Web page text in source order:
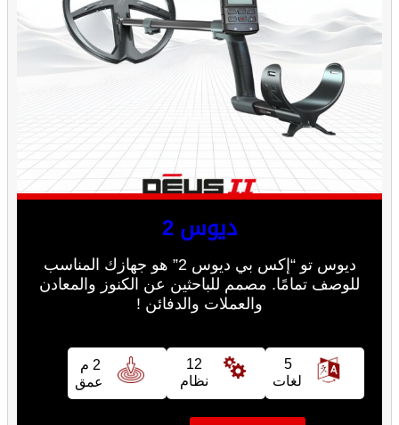
ديوس 2
ديوس تو “إكس بي ديوس 2” هو جهازك المناسب
للوصف تمامًا. مصمم للباحثين عن الكنوز والمعادن
والعملات والدفائن !
5
لغات
12
نظام
2 م
عمق